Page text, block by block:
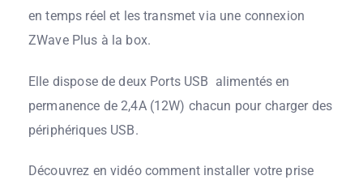
en temps réel et les transmet via une connexion
ZWave Plus à la box.
Elle dispose de deux Ports USB alimentés en
permanence de 2,4A (12W) chacun pour charger des
périphériques USB.
Découvrez en vidéo comment installer votre prise